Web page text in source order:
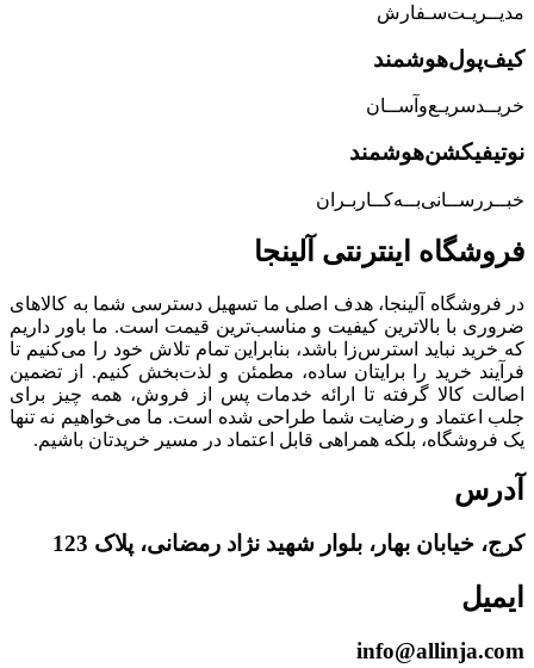
مدیــریـت‌سـفارش
کیف‌پول‌هوشمند
خریــد‌سریـع‌و‌آســان
نوتیفیکشن‌هوشمند
خبــررســانی‌بــه‌کــاربـران
فروشگاه‌ اینترنتی‌ آلینجا
در فروشگاه آلینجا، هدف اصلی ما تسهیل دسترسی شما به کالاهای
ضروری با بالاترین کیفیت و مناسب‌ترین قیمت است. ما باور داریم
که خرید نباید استرس‌زا باشد، بنابراین تمام تلاش خود را می‌کنیم تا
فرآیند خرید را برایتان ساده، مطمئن و لذت‌بخش کنیم. از تضمین
اصالت کالا گرفته تا ارائه خدمات پس از فروش، همه چیز برای
جلب اعتماد و رضایت شما طراحی شده است. ما می‌خواهیم نه تنها
یک فروشگاه، بلکه همراهی قابل اعتماد در مسیر خریدتان باشیم.
آدرس
کرج، خیابان بهار، بلوار شهید نژاد رمضانی، پلاک 123
ایمیل
info@allinja.com